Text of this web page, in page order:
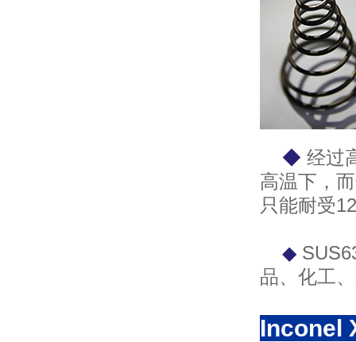
◆ 经过
高温下，
只能耐受
◆
品、化工
Inconel